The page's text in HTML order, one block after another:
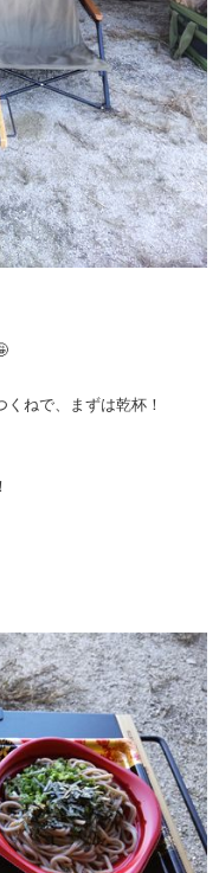
ねで、まずは乾杯！